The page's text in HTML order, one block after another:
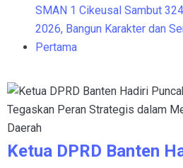
SMAN 1 Cikeusal Sambut
2026, Bangun Karakter dan
Pertama
Ketua DPRD Banten